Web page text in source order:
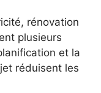
rénovation
plusieurs
et la
réduisent les